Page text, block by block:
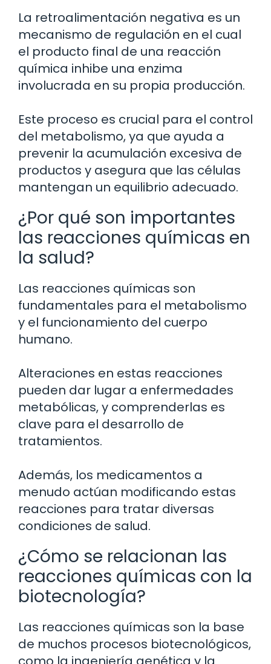
La retroalimentación negativa es un
mecanismo de regulación en el cual
el producto final de una reacción
química inhibe una enzima
involucrada en su propia producción.
Este proceso es crucial para el control
del metabolismo, ya que ayuda a
prevenir la acumulación excesiva de
productos y asegura que las células
mantengan un equilibrio adecuado.
¿Por qué son importantes
las reacciones químicas en
la salud?
Las reacciones químicas son
fundamentales para el metabolismo
y el funcionamiento del cuerpo
humano.
Alteraciones en estas reacciones
pueden dar lugar a enfermedades
metabólicas, y comprenderlas es
clave para el desarrollo de
tratamientos.
Además, los medicamentos a
menudo actúan modificando estas
reacciones para tratar diversas
condiciones de salud.
¿Cómo se relacionan las
reacciones químicas con la
biotecnología?
Las reacciones químicas son la base
de muchos procesos biotecnológicos,